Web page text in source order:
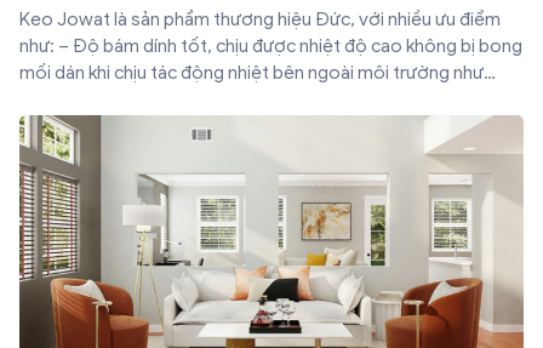
Keo Jowat là sản phẩm thương hiệu Đức, với nhiều ưu điểm
như: – Độ bám dính tốt, chịu được nhiệt độ cao không bị bong
mối dán khi chịu tác động nhiệt bên ngoài môi trường như
nhẹ nhàng không làm lộ đường keo dán.